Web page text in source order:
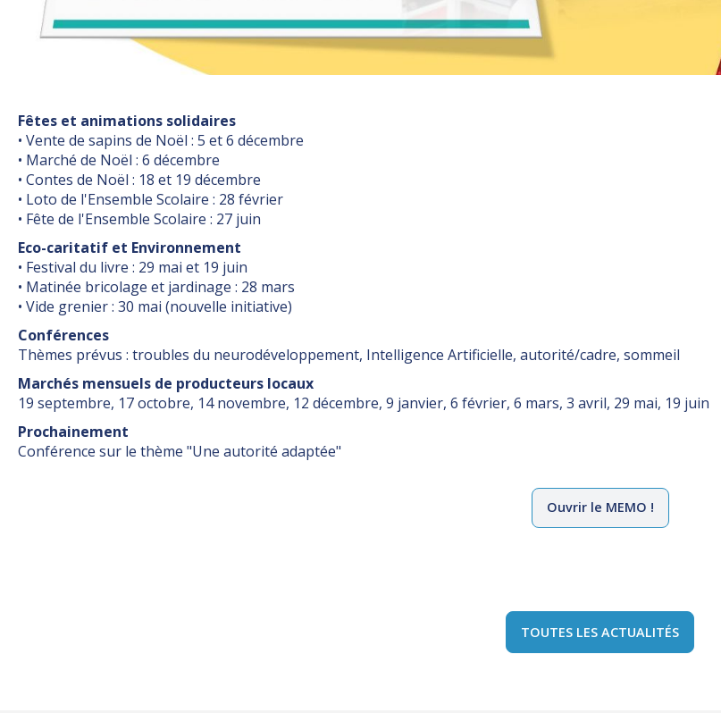
Fêtes et animations solidaires
• Vente de sapins de Noël : 5 et 6 décembre
• Marché de Noël : 6 décembre
• Contes de Noël : 18 et 19 décembre
• Loto de l'Ensemble Scolaire : 28 février
• Fête de l'Ensemble Scolaire : 27 juin
Eco-caritatif et Environnement
• Festival du livre : 29 mai et 19 juin
• Matinée bricolage et jardinage : 28 mars
• Vide grenier : 30 mai (nouvelle initiative)
Conférences
Thèmes prévus : troubles du neurodéveloppement, Intelligence Artificielle, autorité/cadre, sommeil
Marchés mensuels de producteurs locaux
19 septembre, 17 octobre, 14 novembre, 12 décembre, 9 janvier, 6 février, 6 mars, 3 avril, 29 mai, 19 juin
Prochainement
Conférence sur le thème "Une autorité adaptée"
Ouvrir le MEMO !
TOUTES LES ACTUALITÉS